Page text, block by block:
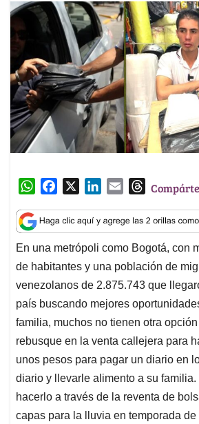
W
a
t
s
A
p
p
c
e
b
o
o
k
n
k
e
d
I
n
a
i
l
T
r
e
a
d
s
En una metrópoli como Bogotá, con
de habitantes y una población de
venezolanos de 2.875.743 que
país buscando mejores
familia, muchos no tienen otra
rebusque en la venta callejera para
unos pesos para pagar un diario en
diario y llevarle alimento a su familia.
hacerlo a través de la reventa de
capas para la lluvia en temporada de